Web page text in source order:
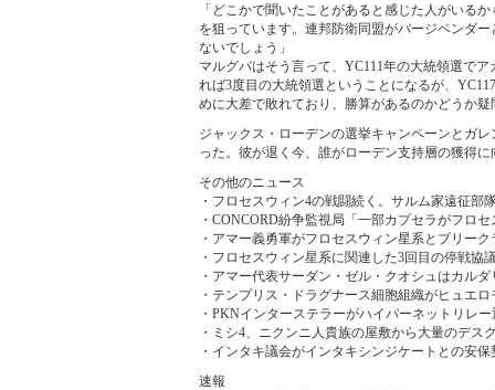
「どこかで聞いたことがあると感じた人がいる
を狙っています。連邦防衛同盟がバージベンダ
ないでしょう」
マルグバはそう言って、YC111年の大統領選で
れば3度目の大統領選ということになるが、
めに大差で敗れており、勝算があるのかどうか
ジャックス・ローデンの選挙キャンペーンとガ
った。彼が退く今、誰がローデン支持層の獲得
その他のニュース
・フロセスウィン4の戦闘続く。サルム家遠征部
・CONCORD紛争監視局「一部カプセラがフロ
・アマー義勇軍がフロセスウィン星系とブリー
・フロセスウィン星系に関連した3回目の停戦
・アマー代表サーダン・ゼル・クオシュはカル
・テンプリス・ドラグナース細胞組織がヒュエ
・PKNインターステラーがハイパーネットリレ
・ミシ4、ニクンニ人貴族の屋敷から大量のデ
・インタキ議会がインタキシンジケートとの安
速報